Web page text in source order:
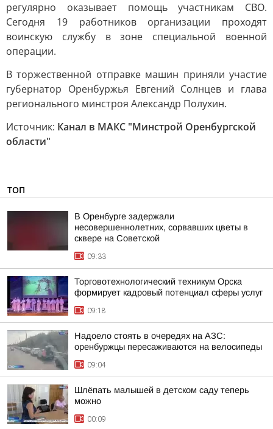
регулярно оказывает помощь участникам СВО.
Сегодня 19 работников организации проходят
воинскую службу в зоне специальной военной
операции.
В торжественной отправке машин приняли участие
губернатор Оренбуржья Евгений Солнцев и глава
регионального минстроя Александр Полухин.
Источник: Канал в МАКС "Минстрой Оренбургской
области"
ТОП
В Оренбурге задержали
несовершеннолетних, сорвавших цветы в
сквере на Советской
09:33
Торговотехнологический техникум Орска
формирует кадровый потенциал сферы услуг
09:18
Надоело стоять в очередях на АЗС:
оренбуржцы пересаживаются на велосипеды
09:04
Шлёпать малышей в детском саду теперь
можно
00:09